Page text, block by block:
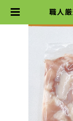
職人